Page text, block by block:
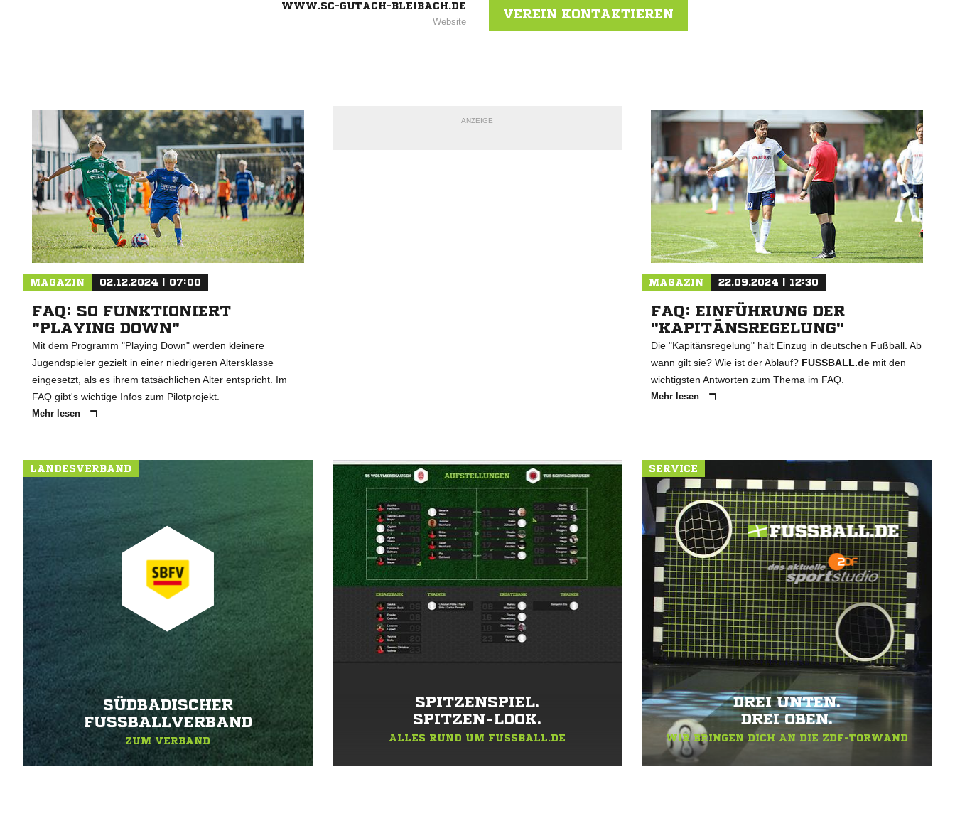
WWW.SC-GUTACH-BLEIBACH.DE
Website
VEREIN KONTAKTIEREN
MAGAZIN 02.12.2024 | 07:00
FAQ: SO FUNKTIONIERT
"PLAYING DOWN"
Mit dem Programm "Playing Down" werden kleinere
Jugendspieler gezielt in einer niedrigeren Altersklasse
eingesetzt, als es ihrem tatsächlichen Alter entspricht. Im
FAQ gibt's wichtige Infos zum Pilotprojekt.
Mehr lesen
ANZEIGE
MAGAZIN 22.09.2024 | 12:30
FAQ: EINFÜHRUNG DER
"KAPITÄNSREGELUNG"
Die "Kapitänsregelung" hält Einzug in deutschen Fußball. Ab
wann gilt sie? Wie ist der Ablauf? FUSSBALL.de mit den
wichtigsten Antworten zum Thema im FAQ.
Mehr lesen
LANDESVERBAND
SÜDBADISCHER
FUSSBALLVERBAND
ZUM VERBAND
SPITZENSPIEL.
SPITZEN-LOOK.
ALLES RUND UM FUSSBALL.DE
SERVICE
DREI UNTEN.
DREI OBEN.
WIR BRINGEN DICH AN DIE ZDF-TORWAND